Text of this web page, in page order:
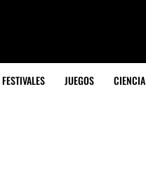
FESTIVALES JUEGOS CIENCIA